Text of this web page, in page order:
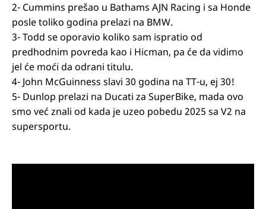
2- Cummins prešao u Bathams AJN Racing i sa Honde
posle toliko godina prelazi na BMW.
3- Todd se oporavio koliko sam ispratio od
predhodnim povreda kao i Hicman, pa će da vidimo
jel će moći da odrani titulu.
4- John McGuinness slavi 30 godina na TT-u, ej 30!
5- Dunlop prelazi na Ducati za SuperBike, mada ovo
smo već znali od kada je uzeo pobedu 2025 sa V2 na
supersportu.